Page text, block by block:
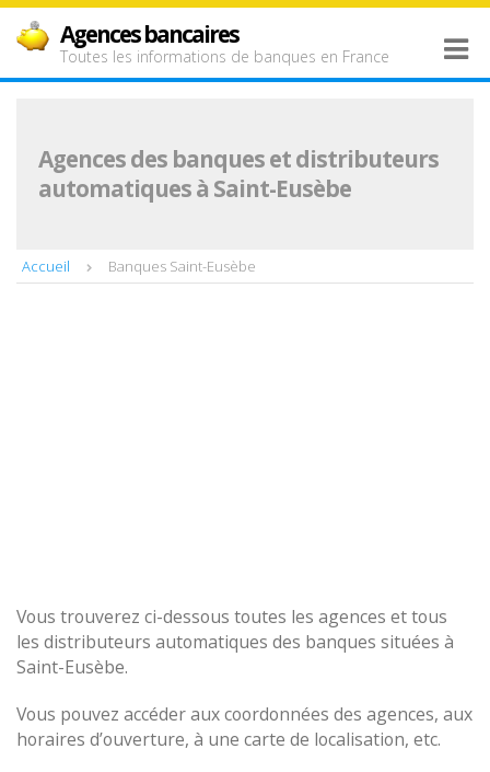
Agences bancaires
Toutes les informations de banques en France
Agences des banques et distributeurs
automatiques à Saint-Eusèbe
Accueil Banques Saint-Eusèbe
Vous trouverez ci-dessous toutes les agences et tous
les distributeurs automatiques des banques situées à
Saint-Eusèbe.
Vous pouvez accéder aux coordonnées des agences, aux
horaires d’ouverture, à une carte de localisation, etc.